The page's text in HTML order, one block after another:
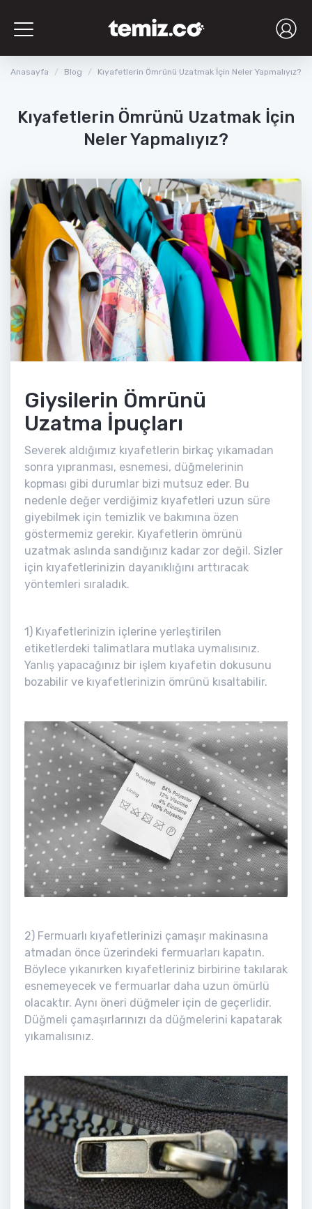
Toggle
navigation
Anasayfa Blog Kıyafetlerin Ömrünü Uzatmak İçin Neler Yapmalıyız?
Kıyafetlerin Ömrünü Uzatmak İçin
Neler Yapmalıyız?
Giysilerin Ömrünü
Uzatma İpuçları
Severek aldığımız kıyafetlerin birkaç yıkamadan
sonra yıpranması, esnemesi, düğmelerinin
kopması gibi durumlar bizi mutsuz eder. Bu
nedenle değer verdiğimiz kıyafetleri uzun süre
giyebilmek için temizlik ve bakımına özen
göstermemiz gerekir. Kıyafetlerin ömrünü
uzatmak aslında sandığınız kadar zor değil. Sizler
için kıyafetlerinizin dayanıklığını arttıracak
yöntemleri sıraladık.
1) Kıyafetlerinizin içlerine yerleştirilen
etiketlerdeki talimatlara mutlaka uymalısınız.
Yanlış yapacağınız bir işlem kıyafetin dokusunu
bozabilir ve kıyafetlerinizin ömrünü kısaltabilir.
2) Fermuarlı kıyafetlerinizi çamaşır makinasına
atmadan önce üzerindeki fermuarları kapatın.
Böylece yıkanırken kıyafetleriniz birbirine takılarak
esnemeyecek ve fermuarlar daha uzun ömürlü
olacaktır. Aynı öneri düğmeler için de geçerlidir.
Düğmeli çamaşırlarınızı da düğmelerini kapatarak
yıkamalısınız.